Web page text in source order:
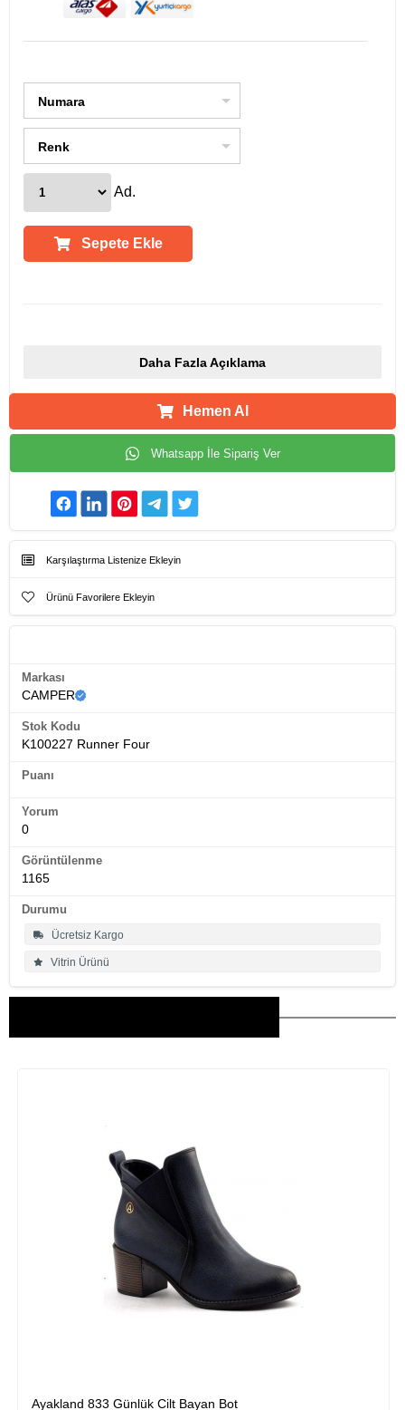
Numara
Renk
Ad.
Sepete Ekle
Daha Fazla Açıklama
Hemen Al
Whatsapp İle Sipariş Ver
Karşılaştırma Listenize Ekleyin
Ürünü Favorilere Ekleyin
Markası
CAMPER
Stok Kodu
K100227 Runner Four
Puanı
Yorum
0
Görüntülenme
1165
Durumu
Ücretsiz Kargo
Vitrin Ürünü
Ayakland 833 Günlük Cilt Bayan Bot